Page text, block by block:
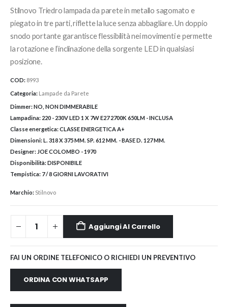
era:
841,80€.
è:
705,00€.
Stilnovo Triedro lampada da parete in metallo sagomato e
piegato in tre parti, riflette la luce senza abbagliare. Un doppio
snodo portante garantisce flessibilità nei movimenti e permette
la rotazione e l’inclinazione della sorgente LED in qualsiasi
posizione.
COD: 8993
Categoria: Lampade da Parete
Dimmer:NO, NON DIMMERABILE
Lampadina: 220 - 230V LED 1 X 7W E27 2700K 650LM - INCLUSA
Classe energetica:CLASSE ENERGETICA A+
Dimensioni:L. 318 X 375 MM. SP. 612 MM. - BASE D. 127 MM.
Designer: JOE COLOMBO - 1970
Disponibilità:DISPONIBILE
Tempistica: 7 / 8 GIORNI LAVORATIVI
Marchio: Stilnovo
Aggiungi Al Carrello
FAI UN ORDINE TELEFONICO O RICHIEDI UN PREVENTIVO
ORDINA CON WHATSAPP